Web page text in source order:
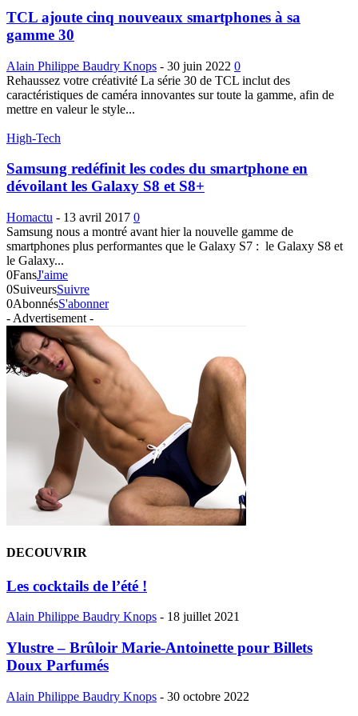
TCL ajoute cinq nouveaux smartphones à sa
gamme 30
Alain Philippe Baudry Knops - 30 juin 2022 0
Rehaussez votre créativité La série 30 de TCL inclut des
caractéristiques de caméra innovantes sur toute la gamme, afin de
mettre en valeur le style...
High-Tech
Samsung redéfinit les codes du smartphone en
dévoilant les Galaxy S8 et S8+
Homactu - 13 avril 2017 0
Samsung nous a montré avant hier la nouvelle gamme de
smartphones plus performantes que le Galaxy S7 : le Galaxy S8 et
le Galaxy...
0FansJ'aime
0SuiveursSuivre
0AbonnésS'abonner
- Advertisement -
DECOUVRIR
Les cocktails de l’été !
Alain Philippe Baudry Knops - 18 juillet 2021
Ylustre – Brûloir Marie-Antoinette pour Billets
Doux Parfumés
Alain Philippe Baudry Knops - 30 octobre 2022